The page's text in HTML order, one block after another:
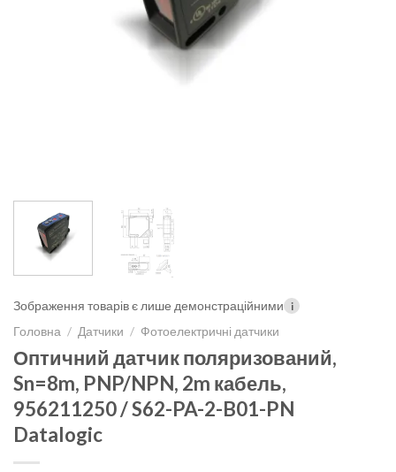
Зображення товарів є лише демонстраційними i
Головна / Датчики / Фотоелектричні датчики
Оптичний датчик поляризований,
Sn=8m, PNP/NPN, 2m кабель,
956211250 / S62-PA-2-B01-PN
Datalogic